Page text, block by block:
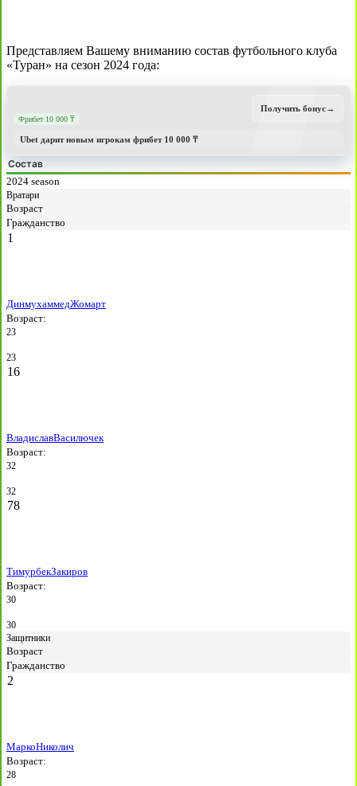
Представляем Вашему вниманию состав футбольного клуба
«Туран» на сезон 2024 года:
Фрибет 10 000 ₸
Ubet дарит новым игрокам фрибет 10 000 ₸
Получить бонус→
Состав
2024 season
Вратари
Возраст
Гражданство
1
ДинмухаммедЖомарт
Возраст:
23
23
16
ВладиславВасилючек
Возраст:
32
32
78
ТимурбекЗакиров
Возраст:
30
30
Защитники
Возраст
Гражданство
2
МаркоНиколич
Возраст:
28